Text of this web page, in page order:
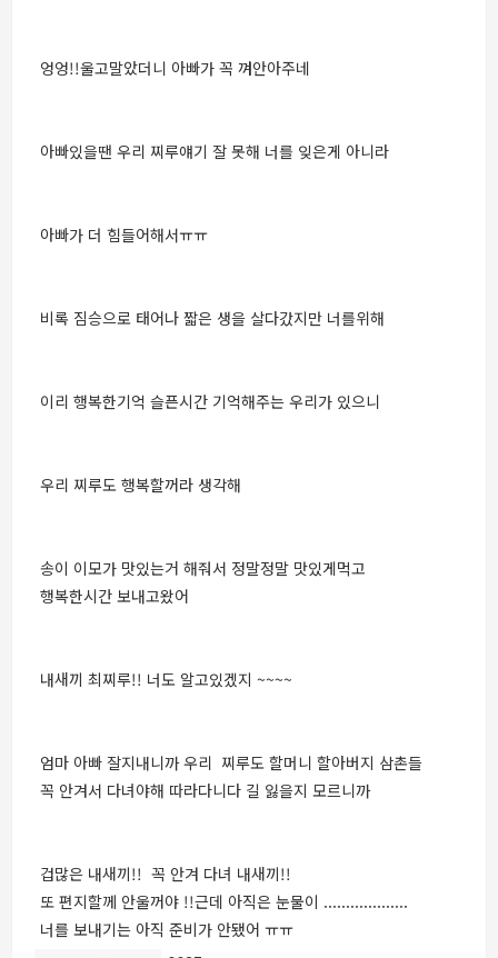
엉엉!!울고말았더니 아빠가 꼭 껴안아주네
아빠있을땐 우리 찌루얘기 잘 못해 너를 잊은게 아니라
아빠가 더 힘들어해서ㅠㅠ
비록 짐승으로 태어나 짧은 생을 살다갔지만 너를위해
이리 행복한기억 슬픈시간 기억해주는 우리가 있으니
우리 찌루도 행복할꺼라 생각해
송이 이모가 맛있는거 해줘서 정말정말 맛있게먹고
행복한시간 보내고왔어
내새끼 최찌루!! 너도 알고있겠지 ~~~~
엄마 아빠 잘지내니까 우리 찌루도 할머니 할아버지 삼촌들
꼭 안겨서 다녀야해 따라다니다 길 잃을지 모르니까
겁많은 내새끼!! 꼭 안겨 다녀 내새끼!!
또 편지할께 안울꺼야 !!근데 아직은 눈물이 ...................
너를 보내기는 아직 준비가 안됐어 ㅠㅠ